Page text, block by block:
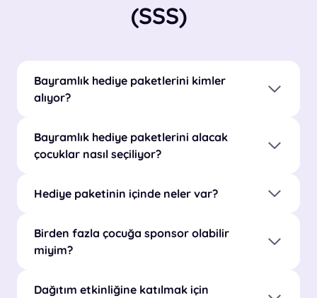
(SSS)
Bayramlık hediye paketlerini kimler
alıyor?
Bayramlık hediye paketlerini alacak
çocuklar nasıl seçiliyor?
Hediye paketinin içinde neler var?
Birden fazla çocuğa sponsor olabilir
miyim?
Dağıtım etkinliğine katılmak için